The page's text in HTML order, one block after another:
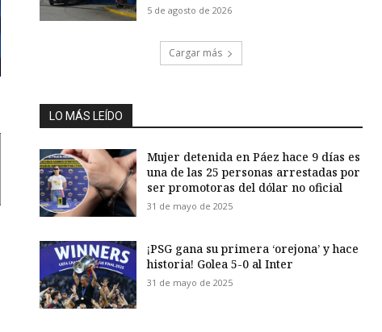
5 de agosto de 2026
Cargar más
LO MÁS LEÍDO
Mujer detenida en Páez hace 9 días es
una de las 25 personas arrestadas por
ser promotoras del dólar no oficial
31 de mayo de 2025
¡PSG gana su primera ‘orejona’ y hace
historia! Golea 5-0 al Inter
31 de mayo de 2025